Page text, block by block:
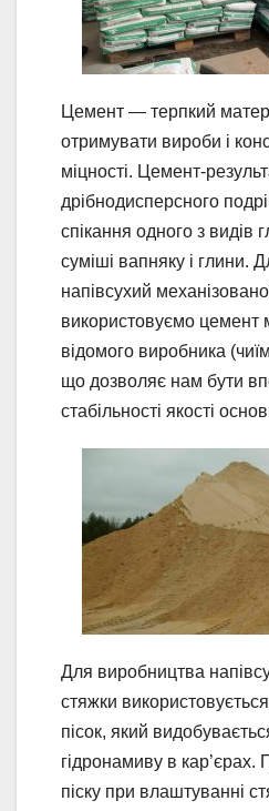
Цемент — терпкий
отримувати вироби і
міцності. Цемент-
дрібнодисперсного
спікання одного з видів
суміші вапняку і глини.
напівсухий
використовуємо цемент
відомого виробника
що дозволяє нам бути
стабільності якості
Для виробництва
стяжки
пісок, який
гідронамиву в кар’єрах.
піску при влаштуванні